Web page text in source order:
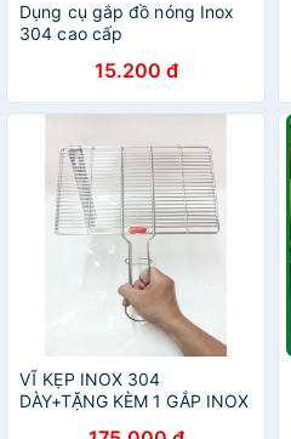
Dụng cụ gắp đồ nóng Inox
304 cao cấp
15.200 đ
VĨ KẸP INOX 304
DÀY+TẶNG KÈM 1 GẮP INOX